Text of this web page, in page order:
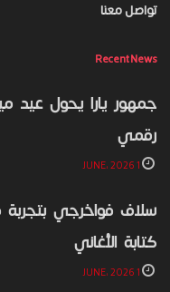
تواصل معنا
Recent News
جمهور يارا يحول عيد
رقمي
سلاف فواخرجي
كتابة الأغاني